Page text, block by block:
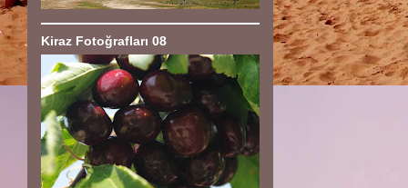
Kiraz Fotoğrafları 08